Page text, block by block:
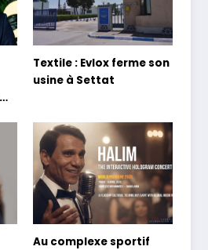
Textile : Evlox ferme son
usine à Settat
Au complexe sportif